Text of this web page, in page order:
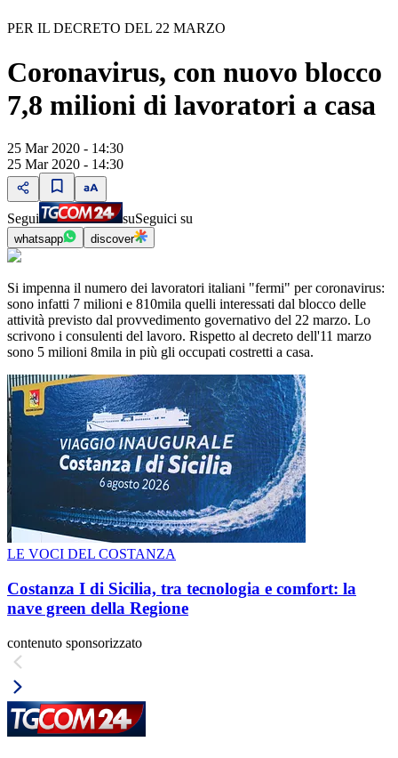
PER IL DECRETO DEL 22 MARZO
Coronavirus, con nuovo blocco
7,8 milioni di lavoratori a casa
25 Mar 2020 - 14:30
25 Mar 2020 - 14:30
Segui suSeguici su
whatsapp discover
Si impenna il numero dei lavoratori italiani "fermi" per coronavirus:
sono infatti 7 milioni e 810mila quelli interessati dal blocco delle
attività previsto dal provvedimento governativo del 22 marzo. Lo
scrivono i consulenti del lavoro. Rispetto al decreto dell'11 marzo
sono 5 milioni 8mila in più gli occupati costretti a casa.
LE VOCI DEL COSTANZA
Costanza I di Sicilia, tra tecnologia e comfort: la
nave green della Regione
contenuto sponsorizzato